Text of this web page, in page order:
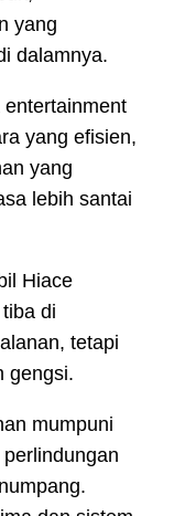
yang
dalamnya.
yang efisien,
yang
lebih santai
Hiace
di
tetapi
gengsi.
mumpuni